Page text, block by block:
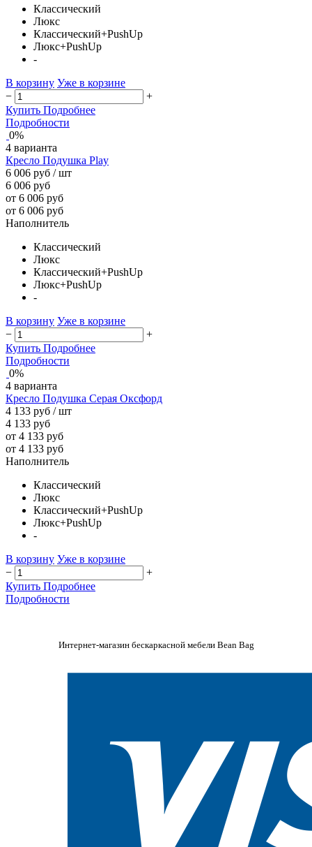
Классический
Люкс
Классический+PushUp
Люкс+PushUp
-
В корзину Уже в корзине
−
+
Купить Подробнее
Подробности
0%
4 варианта
Кресло Подушка Play
6 006 руб / шт
6 006 руб
от 6 006 руб
от 6 006 руб
Наполнитель
Классический
Люкс
Классический+PushUp
Люкс+PushUp
-
В корзину Уже в корзине
−
+
Купить Подробнее
Подробности
0%
4 варианта
Кресло Подушка Серая Оксфорд
4 133 руб / шт
4 133 руб
от 4 133 руб
от 4 133 руб
Наполнитель
Классический
Люкс
Классический+PushUp
Люкс+PushUp
-
В корзину Уже в корзине
−
+
Купить Подробнее
Подробности
Интернет-магазин бескаркасной мебели Bean Bag